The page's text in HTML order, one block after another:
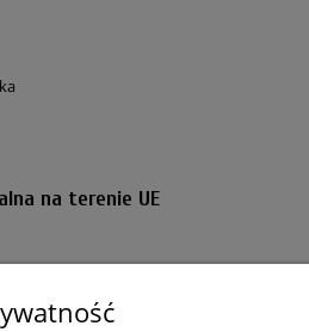
na terenie UE